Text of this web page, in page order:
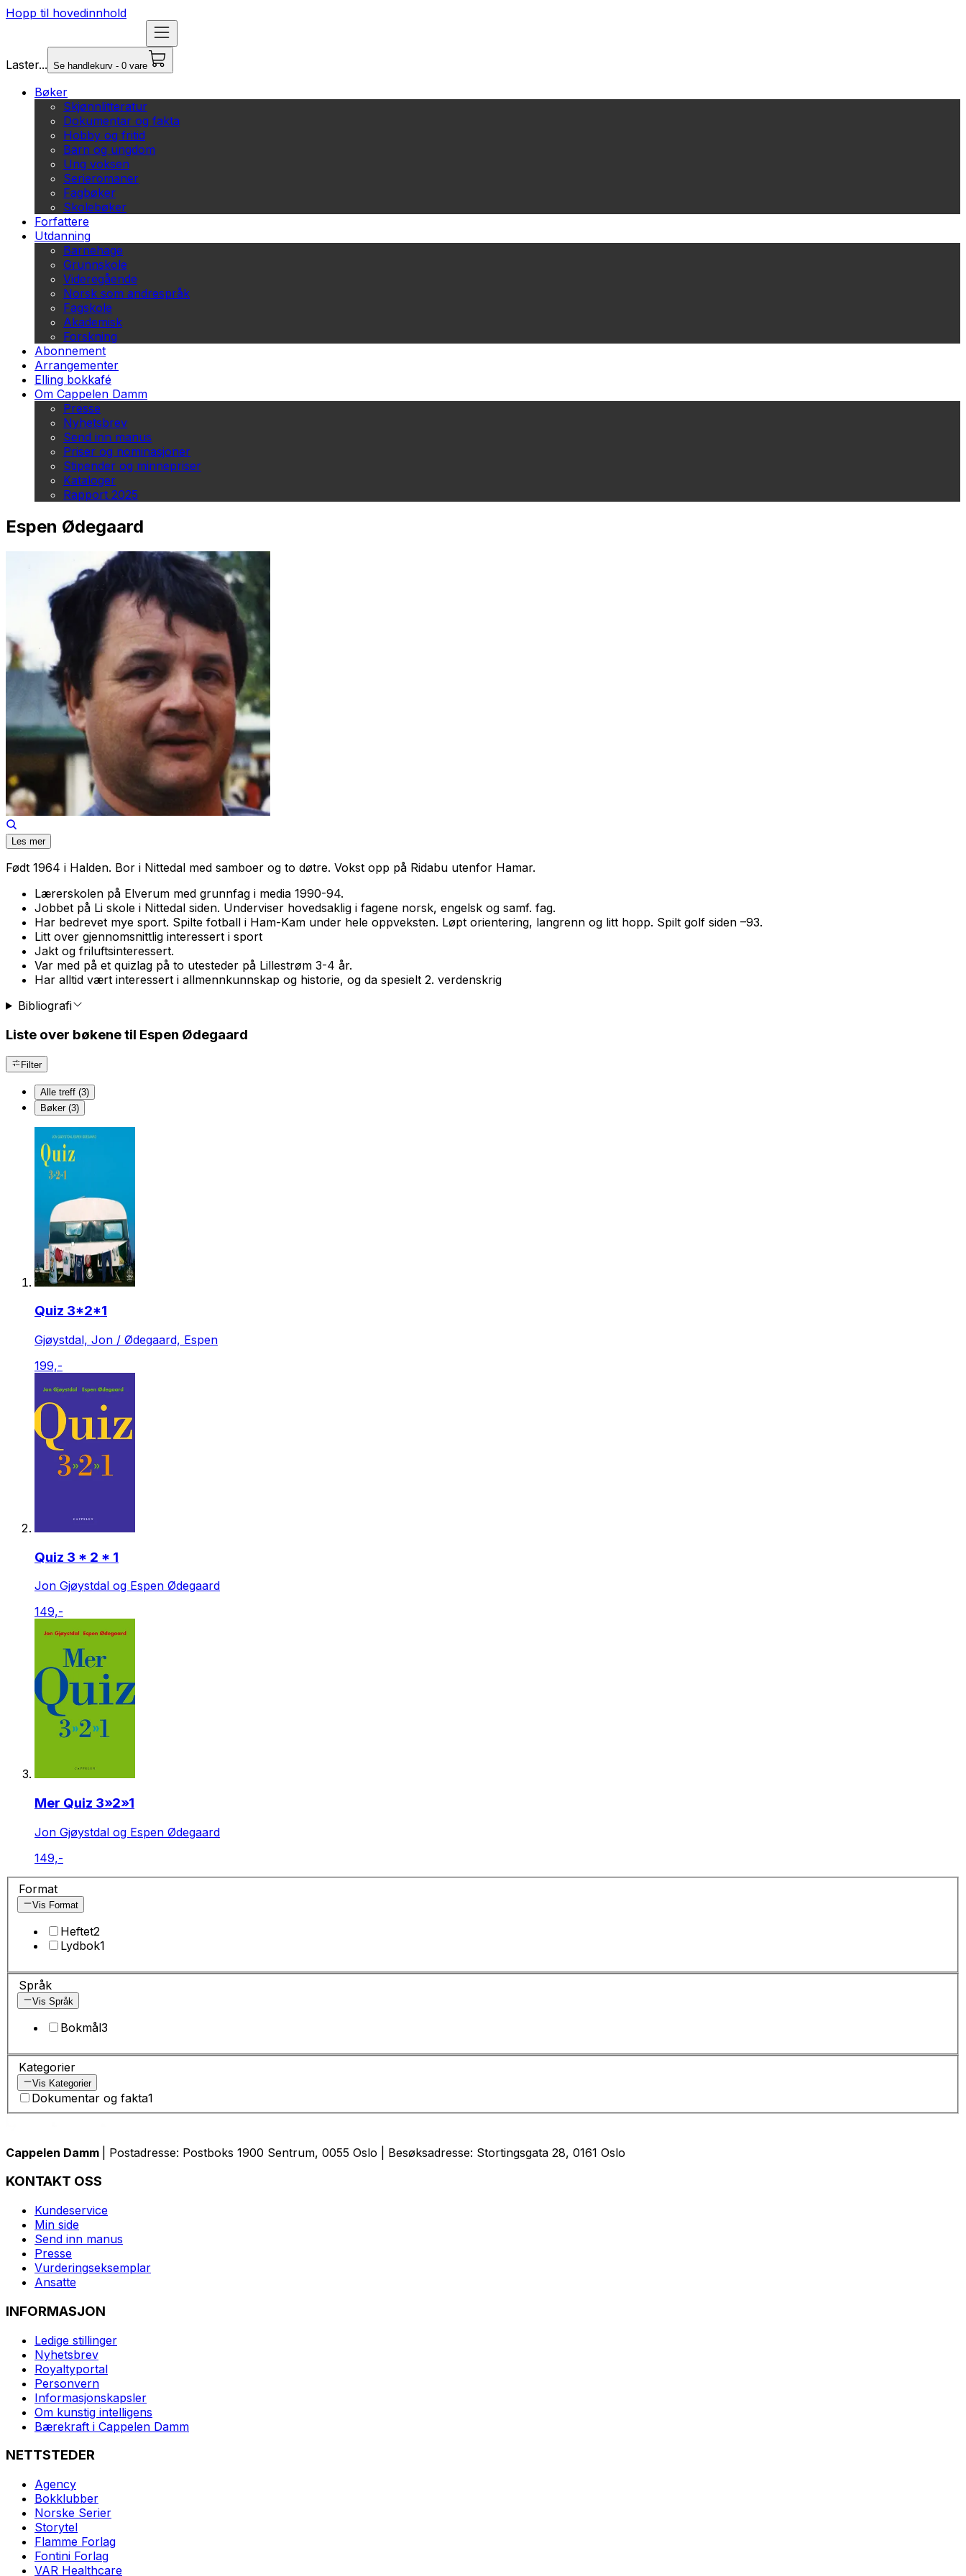
Hopp til hovedinnhold
Laster... Se handlekurv - 0 vare
Bøker
Skjønnlitteratur
Dokumentar og fakta
Hobby og fritid
Barn og ungdom
Ung voksen
Serieromaner
Fagbøker
Skolebøker
Forfattere
Utdanning
Barnehage
Grunnskole
Videregående
Norsk som andrespråk
Fagskole
Akademisk
Forskning
Abonnement
Arrangementer
Elling bokkafé
Om Cappelen Damm
Presse
Nyhetsbrev
Send inn manus
Priser og nominasjoner
Stipender og minnepriser
Kataloger
Rapport 2025
Espen Ødegaard
Les mer
Født 1964 i Halden. Bor i Nittedal med samboer og to døtre. Vokst opp på Ridabu utenfor Hamar.
Lærerskolen på Elverum med grunnfag i media 1990-94.
Jobbet på Li skole i Nittedal siden. Underviser hovedsaklig i fagene norsk, engelsk og samf. fag.
Har bedrevet mye sport. Spilte fotball i Ham-Kam under hele oppveksten. Løpt orientering, langrenn og litt hopp. Spilt golf siden –93.
Litt over gjennomsnittlig interessert i sport
Jakt og friluftsinteressert.
Var med på et quizlag på to utesteder på Lillestrøm 3-4 år.
Har alltid vært interessert i allmennkunnskap og historie, og da spesielt 2. verdenskrig
Bibliografi
Liste over bøkene til Espen Ødegaard
Filter
Alle treff (3)
Bøker (3)
Quiz 3*2*1
Gjøystdal, Jon / Ødegaard, Espen
199,-
Quiz 3 * 2 * 1
Jon Gjøystdal og Espen Ødegaard
149,-
Mer Quiz 3»2»1
Jon Gjøystdal og Espen Ødegaard
149,-
Format
Vis Format
Heftet2
Lydbok1
Språk
Vis Språk
Bokmål3
Kategorier
Vis Kategorier
Dokumentar og fakta1
Cappelen Damm | Postadresse: Postboks 1900 Sentrum, 0055 Oslo | Besøksadresse: Stortingsgata 28, 0161 Oslo
KONTAKT OSS
Kundeservice
Min side
Send inn manus
Presse
Vurderingseksemplar
Ansatte
INFORMASJON
Ledige stillinger
Nyhetsbrev
Royaltyportal
Personvern
Informasjonskapsler
Om kunstig intelligens
Bærekraft i Cappelen Damm
NETTSTEDER
Agency
Bokklubber
Norske Serier
Storytel
Flamme Forlag
Fontini Forlag
VAR Healthcare